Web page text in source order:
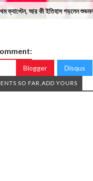
ক্যাপ্টেন, আর কী ইতিহাস গড়লেন
Blogger Disqus
SO FAR,ADD YOURS